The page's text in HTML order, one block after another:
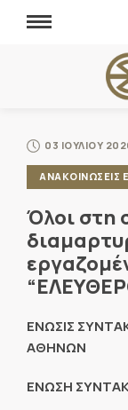
03 ΙΟΥΛΙΟΥ
ΑΝΑΚΟΙΝΩΣΕΙΣ
Όλοι στη
ΕΝΩΣΙΣ
ΑΘΗΝΩΝ
ΕΝΩΣΗ